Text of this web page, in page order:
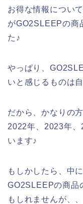
お得な情報につい
がGO2SLEEPの商
た♪
やっぱり、
いと感じるものは
だから、かなりの
2022年、2023年、
います♪
もしかしたら、中
GO2SLEEPの商品
もしれませんが、、